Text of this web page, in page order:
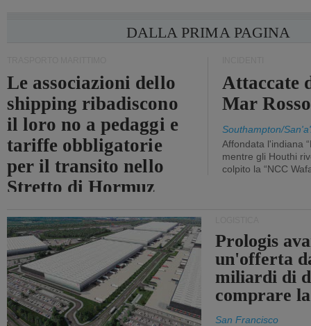
DALLA PRIMA PAGINA
Le associazioni dello
shipping ribadiscono
il loro no a pedaggi e
tariffe obbligatorie
per il transito nello
Stretto di Hormuz
Attaccate
Mar Rosso
Southampton/
Affondata l'indiana
mentre gli Houthi
colpito la “NCC
Prologis
un'offerta
miliardi di
comprare
San Francisco